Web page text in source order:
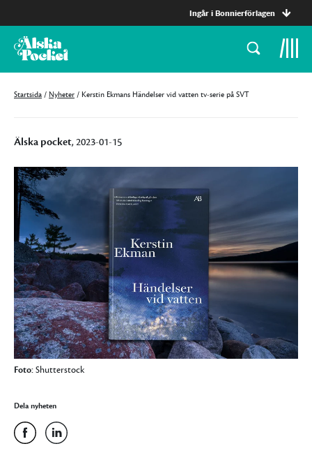
Ingår i Bonnierförlagen
Startsida / Nyheter / Kerstin Ekmans Händelser vid vatten tv-serie på SVT
Älska pocket, 2023-01-15
Foto:Shutterstock
Dela nyheten